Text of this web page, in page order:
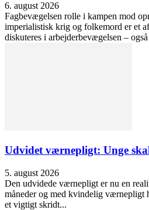
6. august 2026
Fagbevægelsen rolle i kampen mod
imperialistisk krig og folkemord er et
diskuteres i arbejderbevægelsen –
Udvidet værnepligt: Unge
5. august 2026
Den udvidede værnepligt er nu en
måneder og med kvindelig værnepligt
et vigtigt skridt...